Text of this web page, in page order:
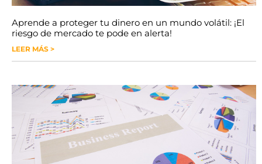
Aprende a proteger tu dinero en un mundo volátil: ¡El
riesgo de mercado te pode en alerta!
LEER MÁS >